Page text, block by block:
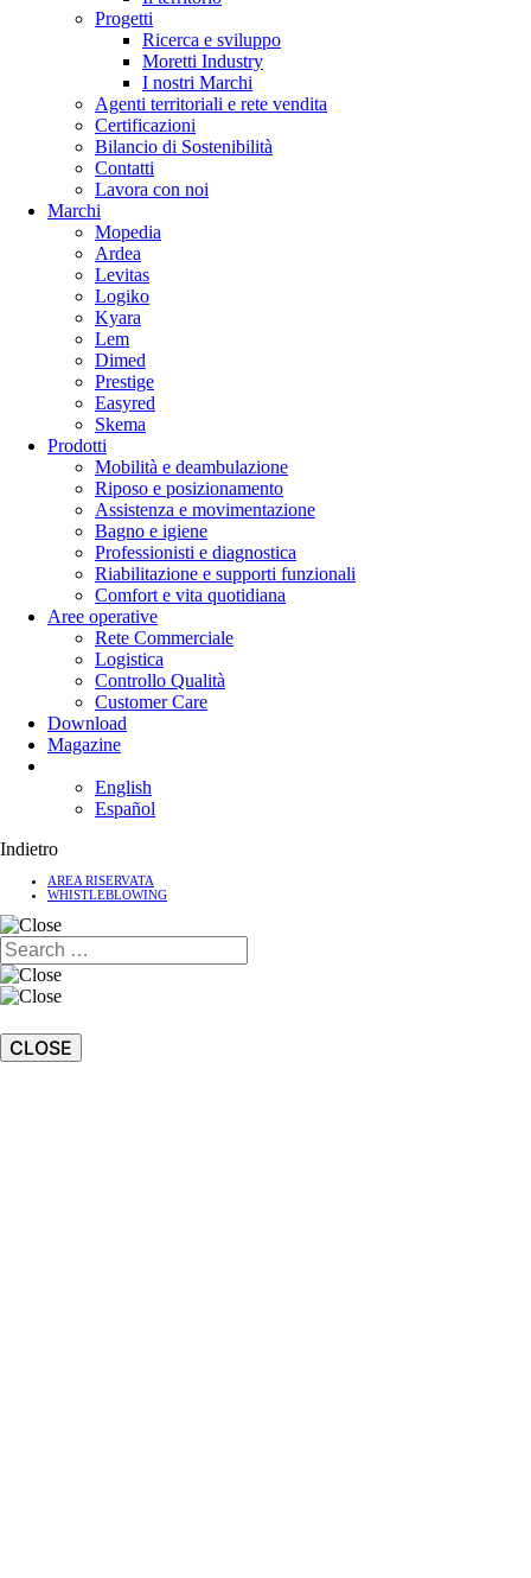
Progetti
Ricerca e sviluppo
Moretti Industry
I nostri Marchi
Agenti territoriali e rete vendita
Certificazioni
Bilancio di Sostenibilità
Contatti
Lavora con noi
Marchi
Mopedia
Ardea
Levitas
Logiko
Kyara
Lem
Dimed
Prestige
Easyred
Skema
Prodotti
Mobilità e deambulazione
Riposo e posizionamento
Assistenza e movimentazione
Bagno e igiene
Professionisti e diagnostica
Riabilitazione e supporti funzionali
Comfort e vita quotidiana
Aree operative
Rete Commerciale
Logistica
Controllo Qualità
Customer Care
Download
Magazine
English
Español
Indietro
AREA RISERVATA
WHISTLEBLOWING
CLOSE